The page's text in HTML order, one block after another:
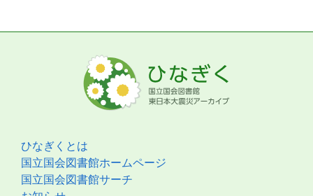
ひなぎくとは
国立国会図書館ホームページ
国立国会図書館サーチ